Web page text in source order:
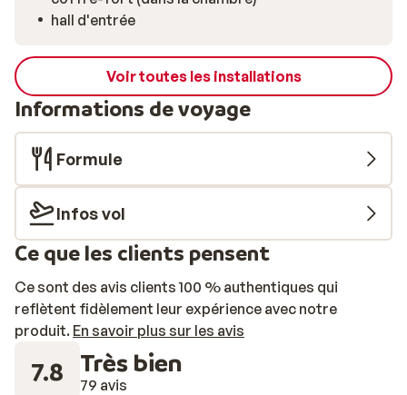
hall d'entrée
Voir toutes les installations
Informations de voyage
Formule
Infos vol
Ce que les clients pensent
Ce sont des avis clients 100 % authentiques qui
reflètent fidèlement leur expérience avec notre
produit. En savoir plus sur les avis
7.8 Très bien
79 avis